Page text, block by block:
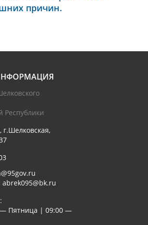
причин.
Республики
г.Шелковская,
abrek095@bk.ru
— Пятница | 09:00 —